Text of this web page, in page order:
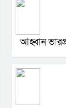
আহ্বান